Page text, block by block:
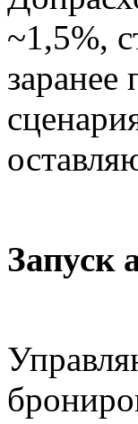
~1,5%,
Запуск